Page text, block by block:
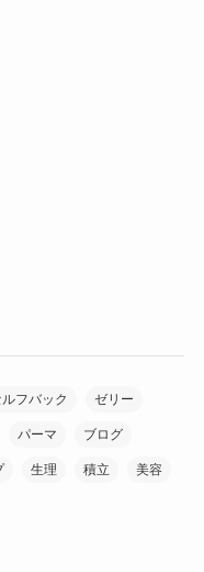
ルフバック ゼリー
パーマ ブログ
生理 積立 美容